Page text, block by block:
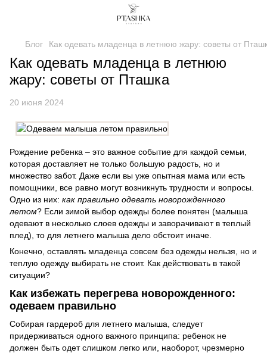
Блог Как одевать младенца в летнюю жару: советы от
Как одевать младенца в летнюю
жару: советы от Пташка
20 июня 2024
Рождение ребенка – это важное событие для каждой семьи,
которая доставляет не только большую радость, но и
множество забот. Даже если вы уже опытная мама или есть
помощники, все равно могут возникнуть трудности и вопросы.
Одно из них: как правильно одевать новорожденного
летом? Если зимой выбор одежды более понятен (малыша
одевают в несколько слоев одежды и заворачивают в теплый
плед), то для летнего малыша дело обстоит иначе.
Конечно, оставлять младенца совсем без одежды нельзя, но и
теплую одежду выбирать не стоит. Как действовать в такой
ситуации?
Как избежать перегрева новорожденного:
одеваем правильно
Собирая гардероб для летнего малыша, следует
придерживаться одного важного принципа: ребенок не
должен быть одет слишком легко или, наоборот, чрезмерно